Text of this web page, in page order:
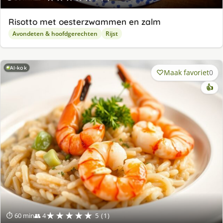
Risotto met oesterzwammen en zalm
Avondeten & hoofdgerechten Rijst
AI-kok
⏱ 60 min👥 4★★★★★ 5 (1)
Maak favoriet0
👍